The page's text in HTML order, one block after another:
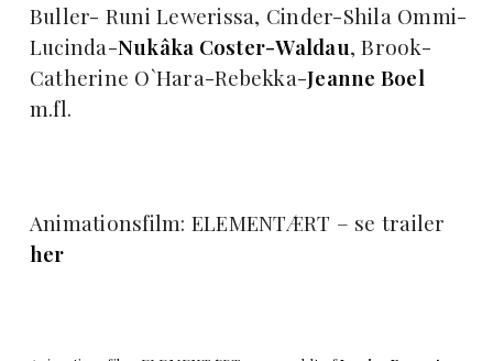
Buller- Runi Lewerissa, Cinder-Shila Ommi-
Lucinda-Nukâka Coster-Waldau, Brook-
Catherine O`Hara-Rebekka-Jeanne Boel
m.fl.
Animationsfilm: ELEMENTÆRT – se trailer
her